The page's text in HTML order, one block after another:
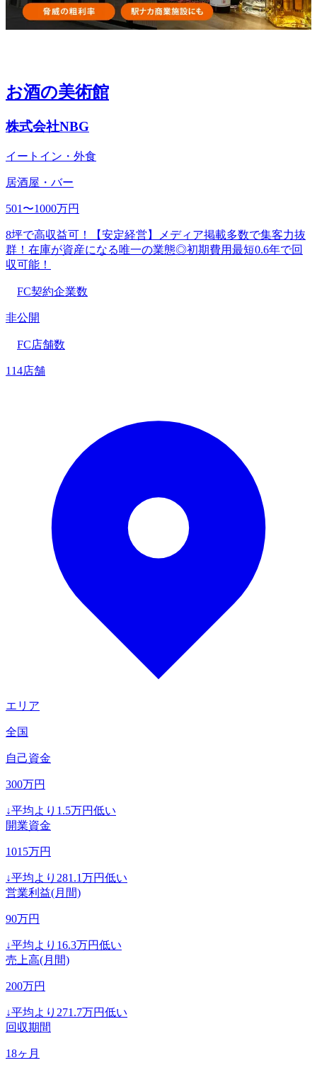
お酒の美術館
株式会社NBG
イートイン・外食
居酒屋・バー
501〜1000万円
8坪で高収益可！【安定経営】メディア掲載多数で集客力抜
群！在庫が資産になる唯一の業態◎初期費用最短0.6年で回
収可能！
FC契約企業数
非公開
FC店舗数
114店舗
エリア
全国
自己資金
300万円
↓平均より 1.5万円低い
開業資金
1015万円
↓平均より 281.1万円低い
営業利益(月間)
90万円
↓平均より 16.3万円低い
売上高(月間)
200万円
↓平均より 271.7万円低い
回収期間
18ヶ月